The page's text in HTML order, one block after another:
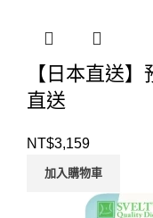
【日本直送
直送
NT$3,159
加入購物車